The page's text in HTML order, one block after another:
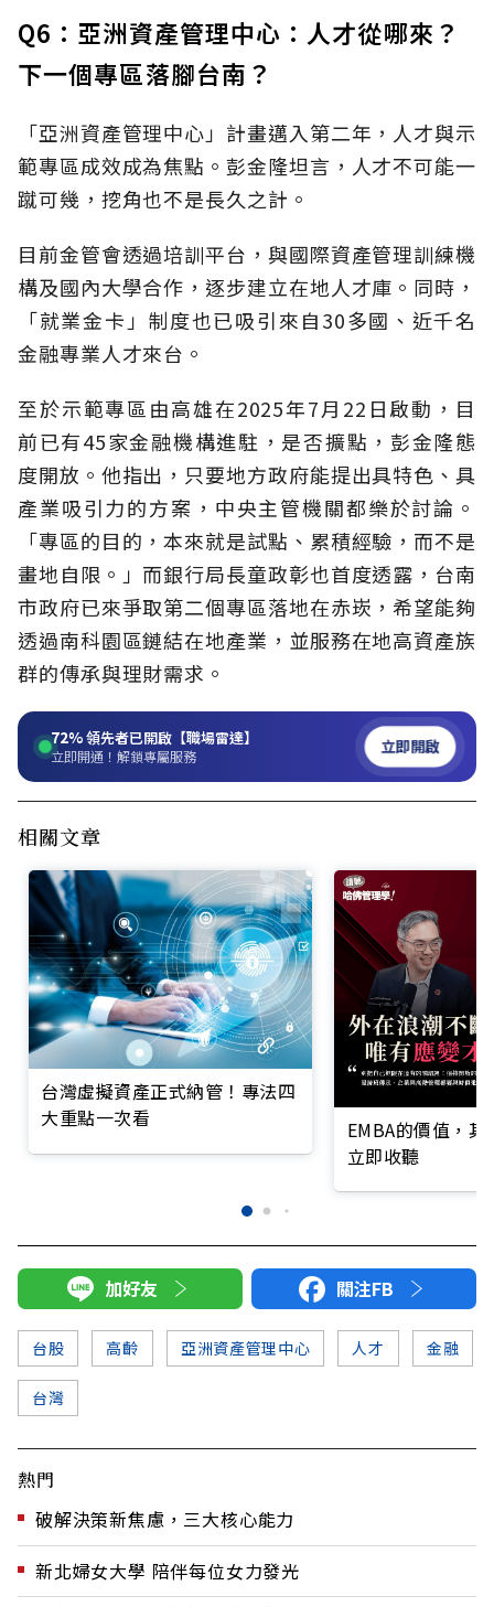
Q6：亞洲資產管理中心：人才從哪來？
下一個專區落腳台南？
「亞洲資產管理中心」計畫邁入第二年，人才與示
範專區成效成為焦點。彭金隆坦言，人才不可能一
蹴可幾，挖角也不是長久之計。
目前金管會透過培訓平台，與國際資產管理訓練機
構及國內大學合作，逐步建立在地人才庫。同時，
「就業金卡」制度也已吸引來自30多國、近千名
金融專業人才來台。
至於示範專區由高雄在2025年7月22日啟動，目
前已有45家金融機構進駐，是否擴點，彭金隆態
度開放。他指出，只要地方政府能提出具特色、具
產業吸引力的方案，中央主管機關都樂於討論。
「專區的目的，本來就是試點、累積經驗，而不是
畫地自限。」而銀行局長童政彰也首度透露，台南
市政府已來爭取第二個專區落地在赤崁，希望能夠
透過南科園區鏈結在地產業，並服務在地高資產族
群的傳承與理財需求。
72%領先者已開啟【職場雷達】
立即開通！解鎖專屬服務 立即開啟
相關文章
台灣虛擬資產正式納管！專法四
大重點一次看
EMBA的價值，
立即收聽
加好友 關注FB
台股 高齡 亞洲資產管理中心 人才 金融
台灣
熱門
破解決策新焦慮，三大核心能力
新北婦女大學 陪伴每位女力發光